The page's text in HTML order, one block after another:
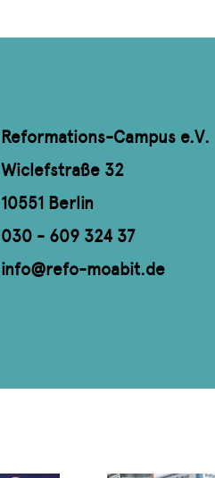
Reformations-Campus e.V.
Wiclefstraße 32
10551 Berlin
030 - 609 324 37
info@refo-moabit.de